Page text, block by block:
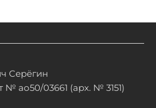
Серёгин
№ ао50/03661 (арх. № 3151)